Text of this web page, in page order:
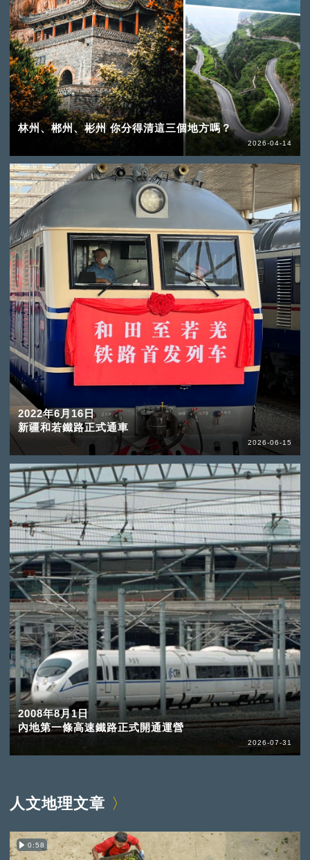
林州、郴州、彬州 你分得清這三個地方嗎？
2026-04-14
2022年6月16日
新疆和若鐵路正式通車
2026-06-15
2008年8月1日
內地第一條高速鐵路正式開通運營
2026-07-31
人文地理文章
0:58